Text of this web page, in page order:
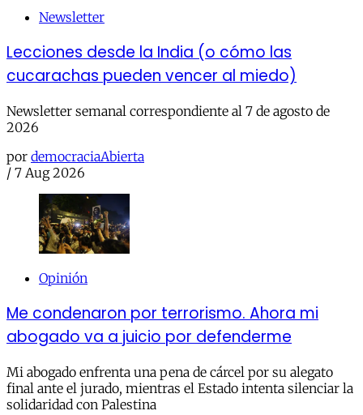
Newsletter
Lecciones desde la India (o cómo las
cucarachas pueden vencer al miedo)
Newsletter semanal correspondiente al 7 de agosto de
2026
por democraciaAbierta
/ 7 Aug 2026
Opinión
Me condenaron por terrorismo. Ahora mi
abogado va a juicio por defenderme
Mi abogado enfrenta una pena de cárcel por su alegato
final ante el jurado, mientras el Estado intenta silenciar la
solidaridad con Palestina